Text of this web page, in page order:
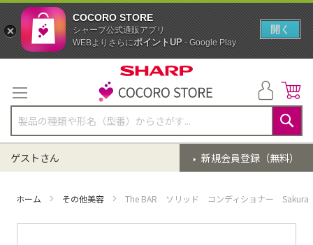
テ
ン
ツ
に
キ
検
索
新規会員登録（無料）
ゲストさん
ホーム その他美容 The BAR ソリッド コンディショナー
COCORO STORE
シャープ公式通販アプリ
WEBよりさらにポイントUP- Google Play
開く